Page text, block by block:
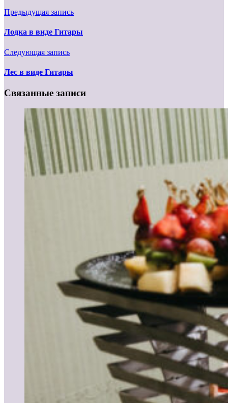
Предыдущая запись
Лодка в виде Гитары
Следующая запись
Лес в виде Гитары
Связанные записи